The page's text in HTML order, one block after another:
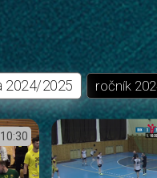
2024/2025 ročník
10:30